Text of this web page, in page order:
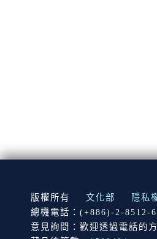
:::
版權所有 文化部 隱私
總機電話：(+886)-2-8512-
意見詢問：歡迎透過電話的